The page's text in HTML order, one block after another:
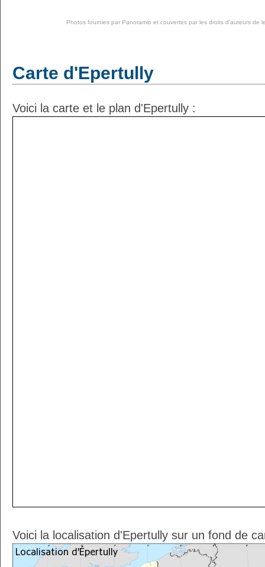
Photos fournies par Panoramio et couvertes par les droits d'auteurs de
Carte d'Epertully
Voici la carte et le plan d'Epertully :
Voici la localisation d'Epertully sur un fond de